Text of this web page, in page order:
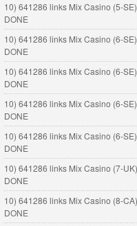
10) 641286 links Mix Casino (5-
DONE
10) 641286 links Mix Casino (6-
DONE
10) 641286 links Mix Casino (6-
DONE
10) 641286 links Mix Casino (6-
DONE
10) 641286 links Mix Casino (6-
DONE
10) 641286 links Mix Casino (7-
DONE
10) 641286 links Mix Casino (8-
DONE